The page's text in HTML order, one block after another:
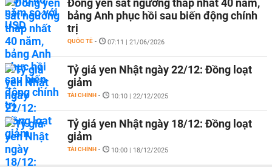
Đồng yen sát ngưỡng thấp nhất 40 năm,
bảng Anh phục hồi sau biến động chính
trị
QUỐC TẾ - 07:11 | 21/06/2026
Tỷ giá yen Nhật ngày 22/12: Đồng loạt
giảm
TÀI CHÍNH - 10:10 | 22/12/2025
Tỷ giá yen Nhật ngày 18/12: Đồng loạt
giảm
TÀI CHÍNH - 10:00 | 18/12/2025